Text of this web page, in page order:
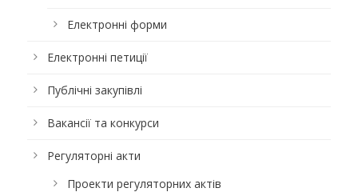
Електронні форми
Електронні петиції
Публічні закупівлі
Вакансії та конкурси
Регуляторні акти
Проекти регуляторних актів